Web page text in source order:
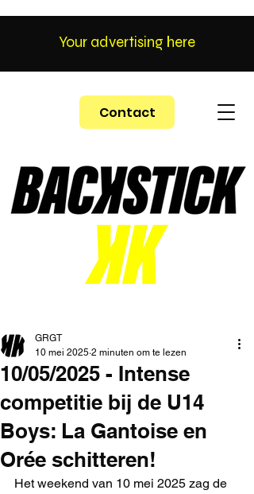
Contact
Your advertising here
10/05/2025 - Intense
competitie bij de U14
Boys: La Gantoise en
Orée schitteren!
GRGT
10 mei 2025 2 minuten om te lezen
Het weekend van 10 mei 2025 zag de